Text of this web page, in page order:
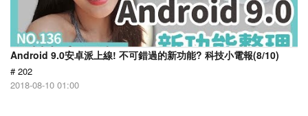
Android 9.0安卓派上線! 不可錯過的新功能? 科技小電報(8/10)
# 202
2018-08-10 01:00